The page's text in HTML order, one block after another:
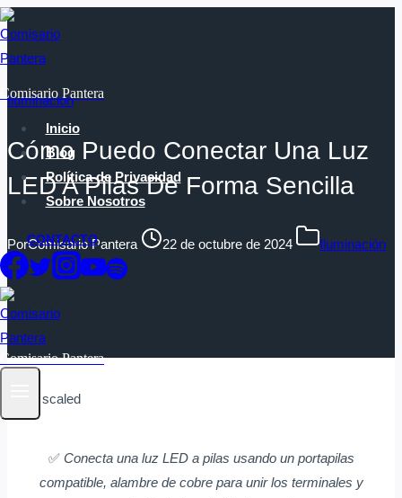
Saltar
al
contenido
Comisario Pantera
Inicio
Blog
Política de Privacidad
Sobre Nosotros
CONTACTO
Comisario Pantera
Iluminación
Cómo Puedo Conectar Una Luz
LED A Pilas De Forma Sencilla
PorComisario Pantera 22 de octubre de 2024 Iluminación
✅Conecta una luz LED a pilas usando un portapilas
compatible, alambre de cobre para unir los terminales y